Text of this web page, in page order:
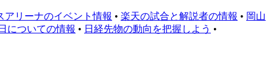
アリーナのイベント情報 • 楽天の試合と解説者の情報 • 岡山
についての情報 • 日経先物の動向を把握しよう •